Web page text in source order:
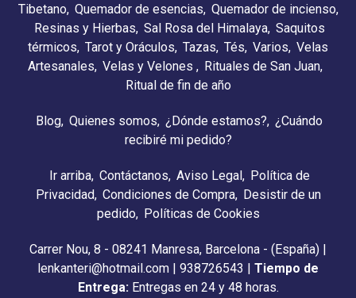
Tibetano Quemador de esencias Quemador de incienso
Resinas y Hierbas Sal Rosa del Himalaya Saquitos
térmicos Tarot y Oráculos Tazas Tés Varios Velas
Artesanales Velas y Velones
Rituales de San Juan
Ritual de fin de año
Blog Quienes somos ¿Dónde estamos?
¿Cuándo
recibiré mi pedido?
Ir arriba Contáctanos Aviso Legal
Política de
Privacidad Condiciones de Compra
Desistir de un
pedido
Políticas de Cookies
Carrer Nou, 8 - 08241 Manresa, Barcelona - (España) |
lenkanteri@hotmail.com | 938726543 | Tiempo de
Entrega: Entregas en 24 y 48 horas.